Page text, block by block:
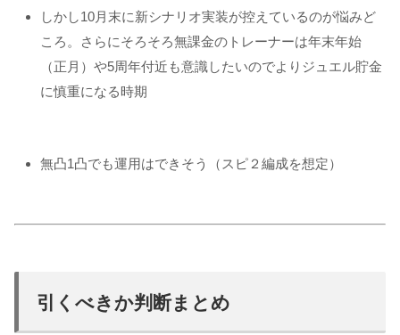
しかし10月末に新シナリオ実装が控えているのが悩みど
ころ。さらにそろそろ無課金のトレーナーは年末年始
（正月）や5周年付近も意識したいのでよりジュエル貯金
に慎重になる時期
無凸1凸でも運用はできそう（スピ２編成を想定）
引くべきか判断まとめ